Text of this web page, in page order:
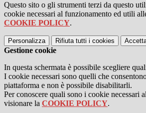
Questo sito o gli strumenti terzi da questo
cookie necessari al funzionamento ed utili
COOKIE POLICY.
Personalizza Rifiuta tutti i cookies
Gestione cookie
In questa schermata è possibile scegliere
I cookie necessari sono quelli che
piattaforma e non è possibile disabilitarli.
Per conoscere quali sono i cookie necessari
visionare la COOKIE POLICY.